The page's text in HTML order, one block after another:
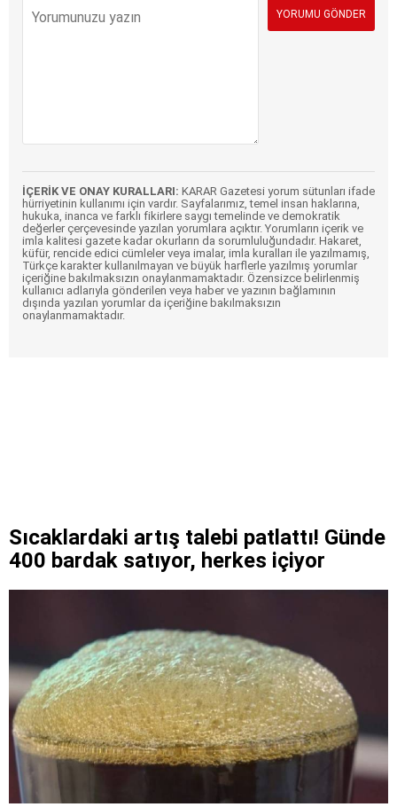
İÇERİK VE ONAY KURALLARI: KARAR Gazetesi yorum sütunları ifade
hürriyetinin kullanımı için vardır. Sayfalarımız, temel insan haklarına,
hukuka, inanca ve farklı fikirlere saygı temelinde ve demokratik
değerler çerçevesinde yazılan yorumlara açıktır. Yorumların içerik ve
imla kalitesi gazete kadar okurların da sorumluluğundadır. Hakaret,
küfür, rencide edici cümleler veya imalar, imla kuralları ile yazılmamış,
Türkçe karakter kullanılmayan ve büyük harflerle yazılmış yorumlar
içeriğine bakılmaksızın onaylanmamaktadır. Özensizce belirlenmiş
kullanıcı adlarıyla gönderilen veya haber ve yazının bağlamının
dışında yazılan yorumlar da içeriğine bakılmaksızın
onaylanmamaktadır.
Sıcaklardaki artış talebi patlattı! Günde
400 bardak satıyor, herkes içiyor